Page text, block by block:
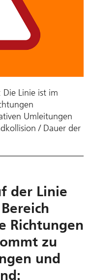
Linie ist im
Umleitungen
/ Dauer der
der Linie
Richtungen
zu
und